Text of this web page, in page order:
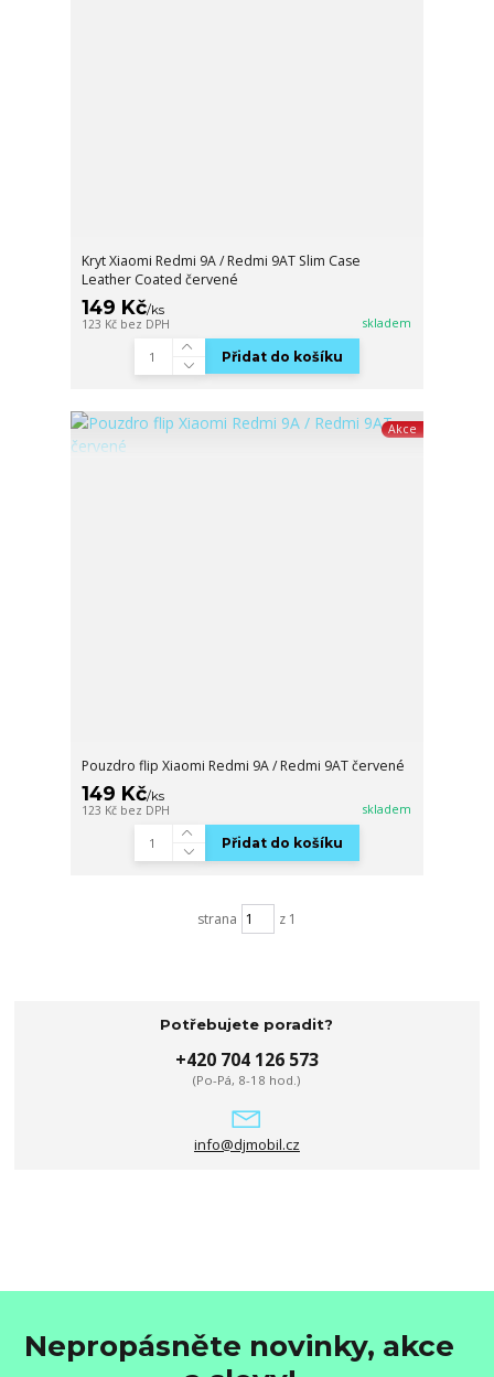
Kryt Xiaomi Redmi 9A / Redmi 9AT Slim Case
Leather Coated červené
149 Kč/ks
123 Kč bez DPH skladem
Přidat do košíku
Akce
Pouzdro flip Xiaomi Redmi 9A / Redmi 9AT červené
149 Kč/ks
123 Kč bez DPH skladem
Přidat do košíku
strana z 1
Potřebujete poradit?
+420 704 126 573
(Po-Pá, 8-18 hod.)
info@djmobil.cz
Nepropásněte novinky, akce